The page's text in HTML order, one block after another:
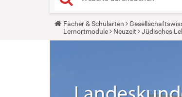
Y
u
Fächer & Schularten
Lernortmodule
Neuzeit Jüdisches